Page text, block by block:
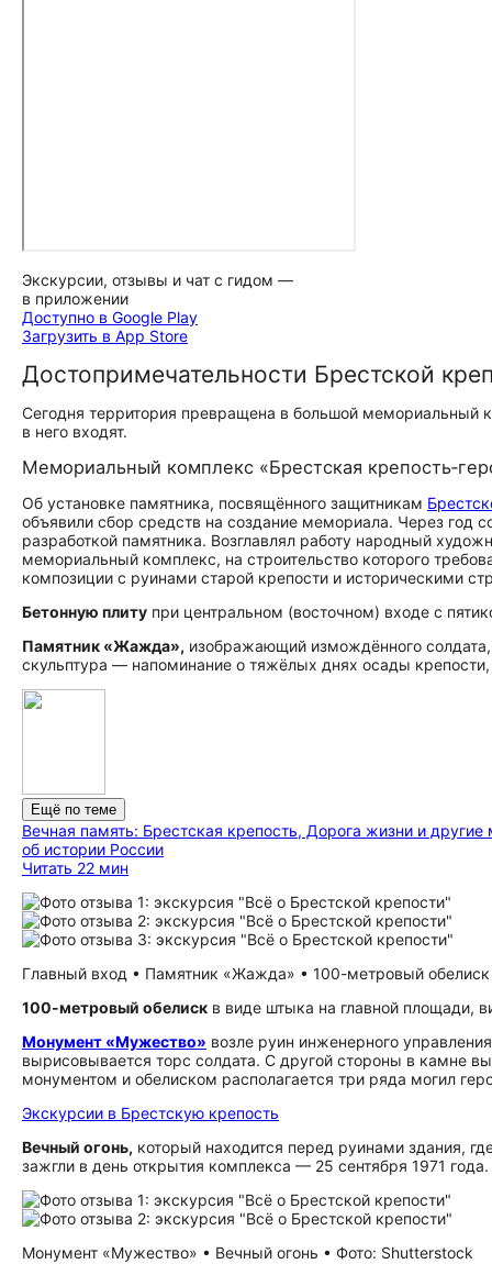
Экскурсии, отзывы и чат с гидом —
в приложении
Доступно в Google Play
Загрузить в App Store
До­сто­при­меча­тель­но­сти Брестской
Сегодня территория превращена в большой мемориальный
в него входят.
Мемориальный комплекс «Брестская
Об установке памятника, посвящённого защитникам
объявили сбор средств на создание мемориала. Через год
разработкой памятника. Возглавлял работу народный
мемориальный комплекс, на строительство которого
композиции с руинами старой крепости и историческими
Бетонную плиту при центральном (восточном) входе с
Памятник «Жажда», изображающий измождённого
скульптура — напоминание о тяжёлых днях осады крепости,
Ещё по теме
Вечная память: Брестская крепость, Дорога жизни и
об истории России
Читать 22 мин
Главный вход • Памятник «Жажда» • 100-метровый
100-метровый обелиск в виде штыка на главной площади,
Монумент «Мужество» возле руин инженерного
вырисовывается торс солдата. С другой стороны в
монументом и обелиском располагается три ряда могил
Экскурсии в Брестскую крепость
Вечный огонь, который находится перед руинами здания,
зажгли в день открытия комплекса — 25 сентября 1971 года.
Монумент «Мужество» • Вечный огонь • Фото: Shutterstock